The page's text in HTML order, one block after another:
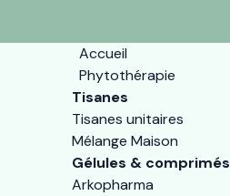
Accueil
Phytothérapie
Tisanes
Tisanes unitaires
Mélange Maison
Gélules & comprimés
Arkopharma